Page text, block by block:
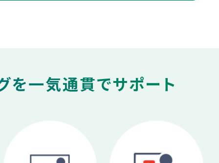
一気通貫でサポート